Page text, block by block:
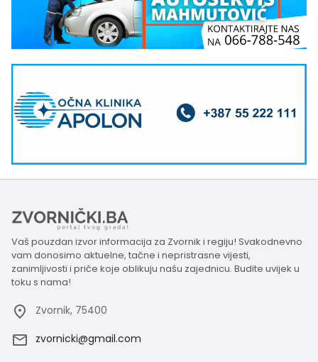
Vaš pouzdan izvor informacija za Zvornik i regiju! Svakodnevno
vam donosimo aktuelne, tačne i nepristrasne vijesti,
zanimljivosti i priče koje oblikuju našu zajednicu. Budite uvijek u
toku s nama!
Zvornik, 75400
zvornicki@gmail.com